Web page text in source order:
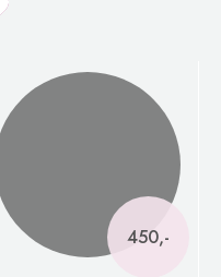
450,-